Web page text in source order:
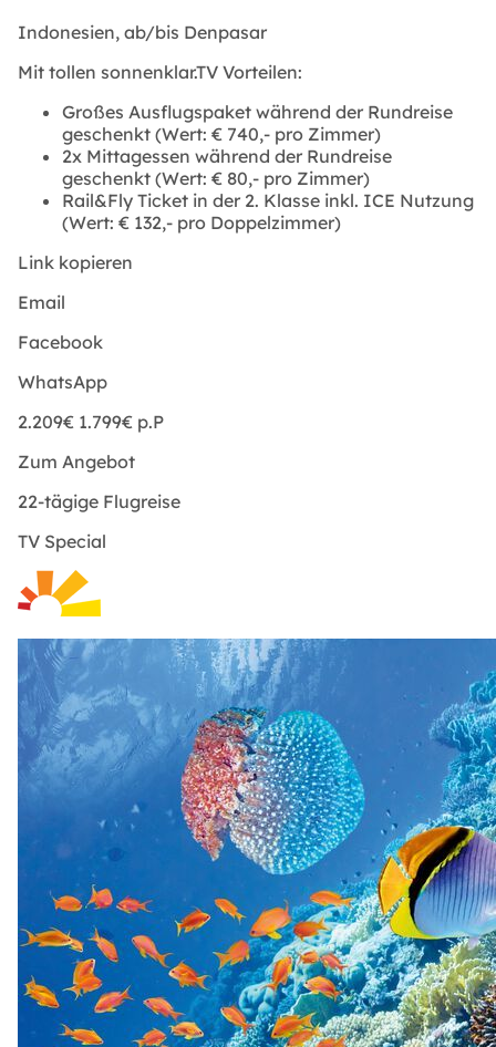
Indonesien, ab/bis Denpasar
Mit tollen sonnenklar.TV Vorteilen:
Großes Ausflugspaket während der Rundreise
geschenkt (Wert: € 740,- pro Zimmer)
2x Mittagessen während der Rundreise
geschenkt (Wert: € 80,- pro Zimmer)
Rail&Fly Ticket in der 2. Klasse inkl. ICE Nutzung
(Wert: € 132,- pro Doppelzimmer)
Link kopieren
Email
Facebook
WhatsApp
2.209€ 1.799€ p.P
Zum Angebot
22-tägige Flugreise
TV Special